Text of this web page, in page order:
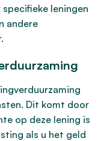
leningen
andere
Dit komt door
op deze lening is
als u het geld